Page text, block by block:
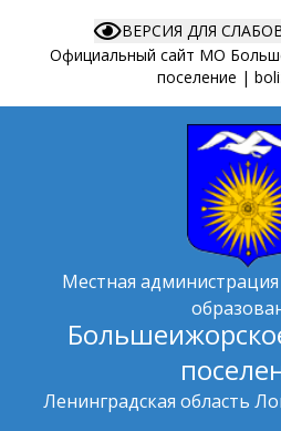
Официальный сайт МО
поселение |
ВЕРСИЯ ДЛЯ
Местная
Ленинградская область